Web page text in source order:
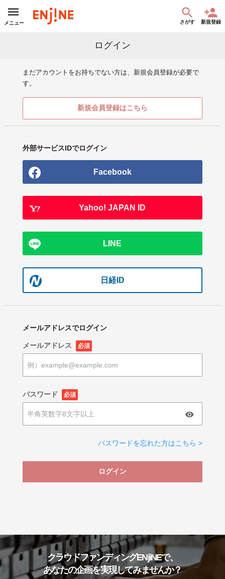
メニュー さがす 新規登録
ログイン
まだアカウントをお持ちでない方は、新規会員登録が必要で
す。
新規会員登録はこちら
外部サービスIDでログイン
Facebook
Yahoo! JAPAN ID
LINE
日経ID
メールアドレスでログイン
メールアドレス 必須
パスワード 必須
パスワードを忘れた方はこちら >
ログイン
クラウドファンディングENjiNEで、
あなたの企画を実現してみませんか？